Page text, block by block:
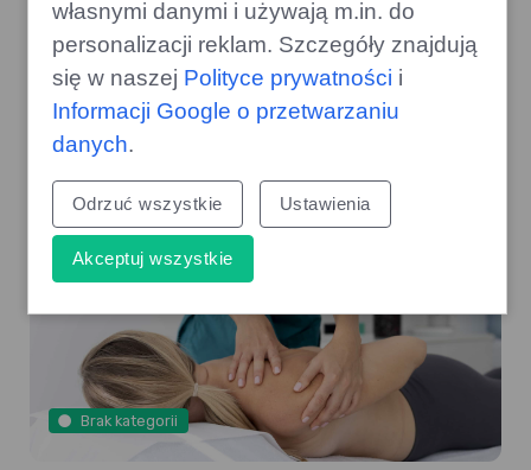
Wykorzystanie lakierowania UV w
branży medycznej – nowoczesne
rozwiązanie dla jakości i trwałości
Brak kategorii
własnymi danymi i używają m.in. do
personalizacji reklam. Szczegóły znajdują
się w naszej Polityce prywatności i
Informacji Google o przetwarzaniu
danych.
Odrzuć wszystkie Ustawienia
Akceptuj wszystkie